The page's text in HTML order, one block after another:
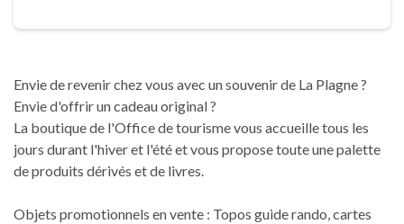
Envie de revenir chez vous avec un souvenir de La Plagne ?
Envie d'offrir un cadeau original ?
La boutique de l'Office de tourisme vous accueille tous les
jours durant l'hiver et l'été et vous propose toute une palette
de produits dérivés et de livres.
Objets promotionnels en vente : Topos guide rando, cartes